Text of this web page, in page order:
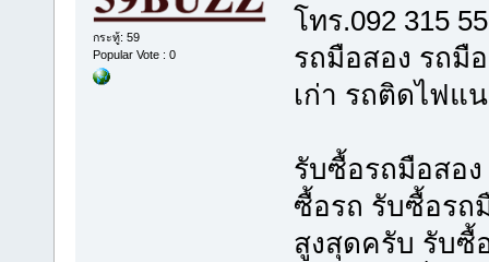
กระทู้: 59
Popular Vote : 0
โทร.092 315
รถมือสอง รถมื
เก่า รถติดไฟแ
รับซื้อรถมือสอ
ซื้อรถ รับซื้อรถ
สูงสุดครับ รับซื้